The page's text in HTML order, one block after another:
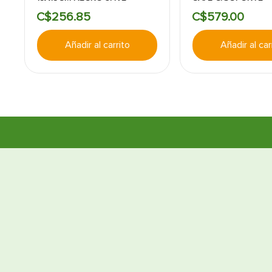
C$256.85
Añadir al carrito
C$579.00
Añadir al